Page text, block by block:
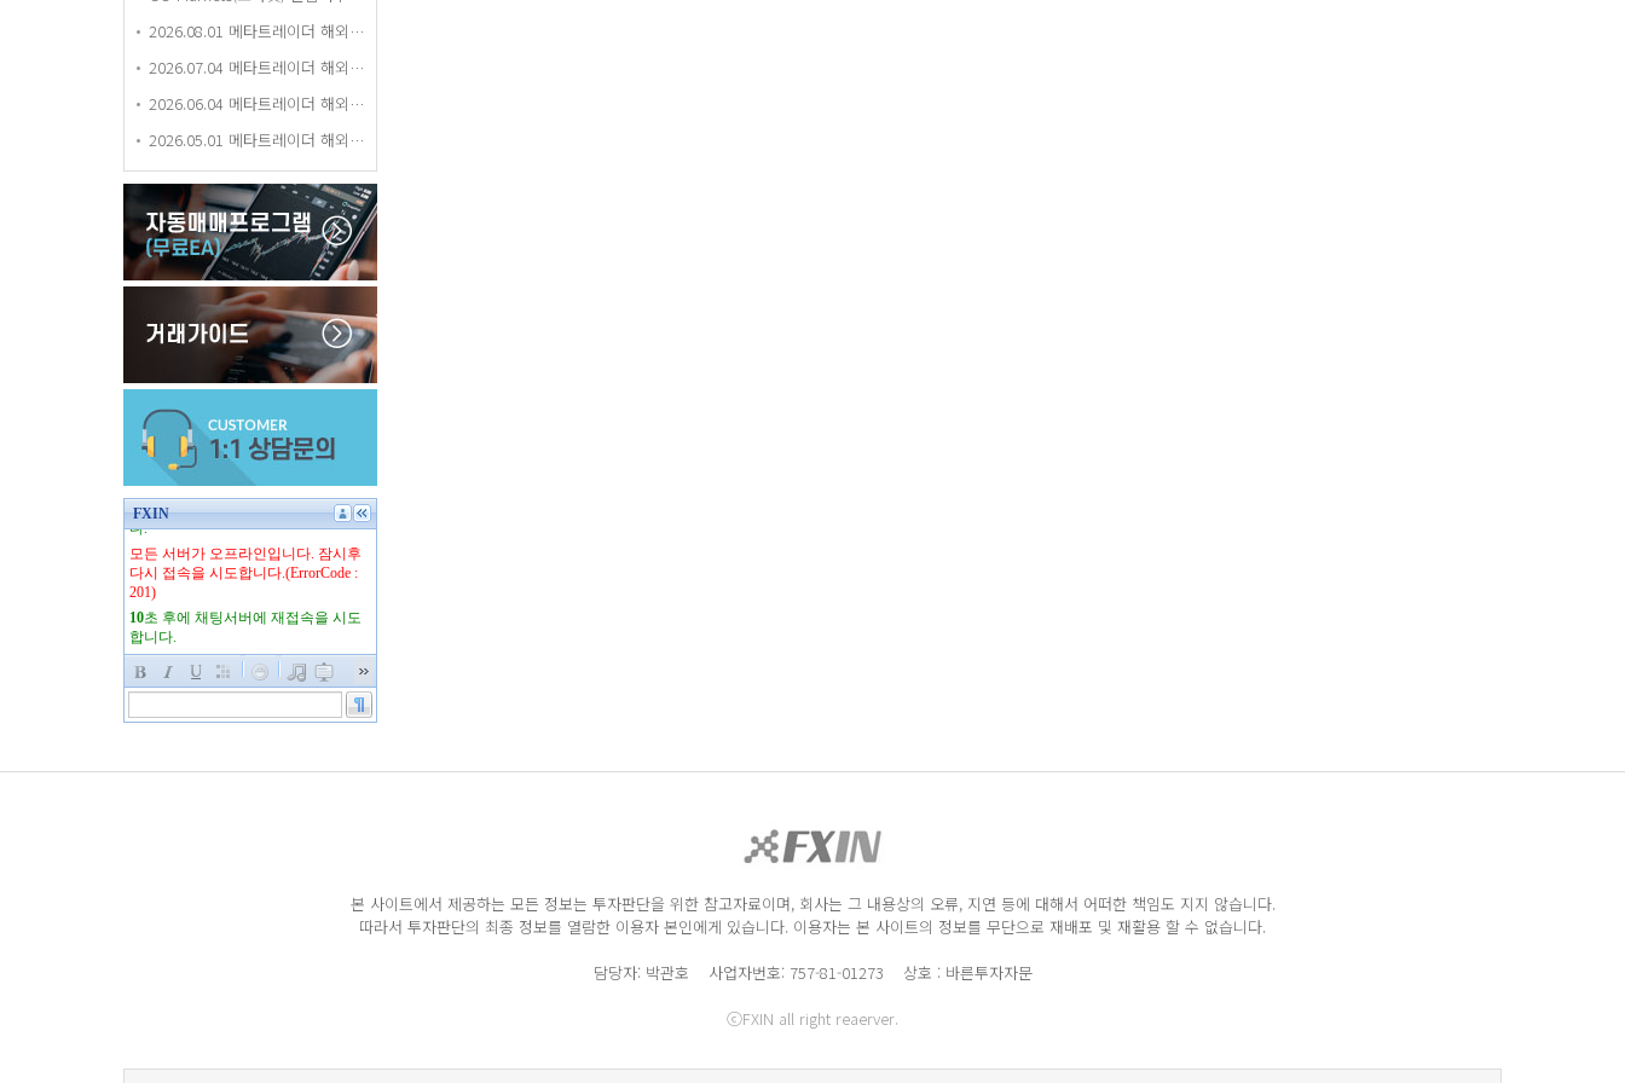
2026.08.01 메타트레이더 해외거래소 평가 등급 업데이트
2026.07.04 메타트레이더 해외거래소 평가 등급 업데이트
2026.06.04 메타트레이더 해외거래소 평가 등급 업데이트
2026.05.01 메타트레이더 해외거래소 평가 등급 업데이트
본 사이트에서 제공하는 모든 정보는 투자판단을 위한 참고자료이며, 회사는 그 내용상의 오류, 지연 등에 대해서 어떠한 책임도 지지 않습니다.
따라서 투자판단의 최종 정보를 열람한 이용자 본인에게 있습니다. 이용자는 본 사이트의 정보를 무단으로 재배포 및 재활용 할 수 없습니다.
담당자: 박관호 사업자번호: 757-81-01273 상호 : 바른투자자문
ⓒFXIN all right reaerver.